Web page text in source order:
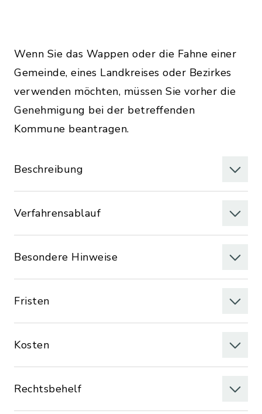
Wenn Sie das Wappen oder die Fahne einer
Gemeinde, eines Landkreises oder Bezirkes
verwenden möchten, müssen Sie vorher die
Genehmigung bei der betreffenden
Kommune beantragen.
Beschreibung
Verfahrensablauf
Besondere Hinweise
Fristen
Kosten
Rechtsbehelf